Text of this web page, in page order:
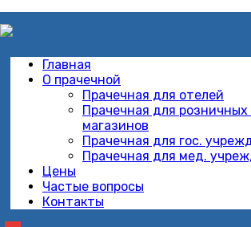
Главная
О прачечной
Прачечная для отелей
Прачечная для розничных
магазинов
Прачечная для гос.
Прачечная для мед.
Цены
Частые вопросы
Контакты